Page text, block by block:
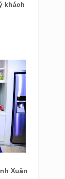
khách
Xuân